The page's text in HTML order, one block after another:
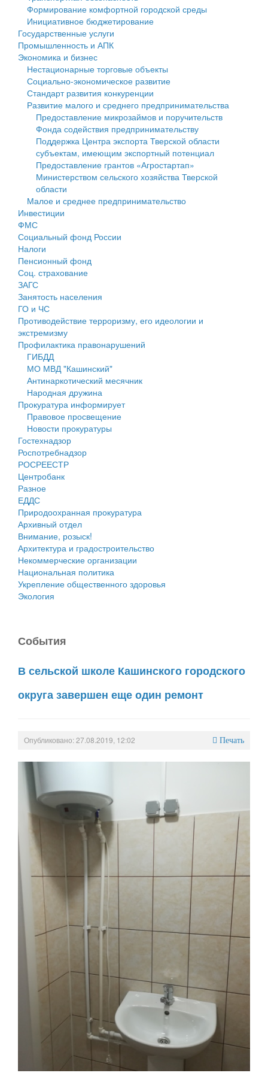
Государственные услуги
Промышленность и АПК
Экономика и бизнес
Символика
Устав
Гостям округа
Туризм
Культура
Образование
Здравоохранение
Социальная защита
Фотоальбом
муниципального округа Тверской области
Администрация Кашинского муниципального округа
Тверской области
Управление сельскими территориями
Открытые данные
Работа с обращениями граждан
Муниципальный контроль
Муниципальные услуги
Проекты административных регламентов
Антимонопольный комплаенс
Противодействие коррупции
Финансовое управление
Бюджет для граждан
Имущество
Выявление правообладателей ранее учтенных
объектов недвижимости
Имущественная поддержка субъектов малого и
среднего предпринимательства
Информационная поддержка субъектов малого и
среднего предпринимательства
Муниципальные программы
Контрольно-счетная палата
Персональные данные
Оценка регулирующего воздействия
Деятельность МУ
Нормативы градостроительного проектирования
Правила землепользования и застройки
Генеральные планы
Проекты планировки территории
Собрание депутатов
Городское поселение
Сельские поселения
Формирование комфортной городской среды
Инициативное бюджетирование
Государственные услуги
Промышленность и АПК
Экономика и бизнес
Нестационарные торговые объекты
Социально-экономическое развитие
Стандарт развития конкуренции
Развитие малого и среднего предпринимательства
Предоставление микрозаймов и поручительств
Фонда содействия предпринимательству
Поддержка Центра экспорта Тверской области
субъектам, имеющим экспортный потенциал
Предоставление грантов «Агростартап»
Министерством сельского хозяйства Тверской
области
Малое и среднее предпринимательство
Инвестиции
ФМС
Социальный фонд России
Налоги
Пенсионный фонд
Соц. страхование
ЗАГС
Занятость населения
ГО и ЧС
Противодействие терроризму, его идеологии и
экстремизму
Профилактика правонарушений
ГИБДД
МО МВД "Кашинский"
Антинаркотический месячник
Народная дружина
Прокуратура информирует
Правовое просвещение
Новости прокуратуры
Гостехнадзор
Роспотребнадзор
РОСРЕЕСТР
Центробанк
Разное
ЕДДС
Природоохранная прокуратура
Архивный отдел
Внимание, розыск!
Архитектура и градостроительство
Некоммерческие организации
Национальная политика
Укрепление общественного здоровья
Экология
События
В сельской школе Кашинского городского
округа завершен еще один ремонт
Опубликовано: 27.08.2019, 12:02 Печать